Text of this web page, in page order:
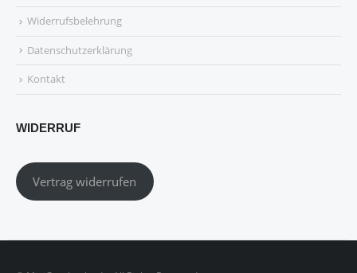
Widerrufsbelehrung
Datenschutzerklärung
Kontakt
WIDERRUF
Vertrag widerrufen